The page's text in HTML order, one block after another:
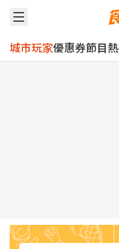
城市玩家優惠券節目